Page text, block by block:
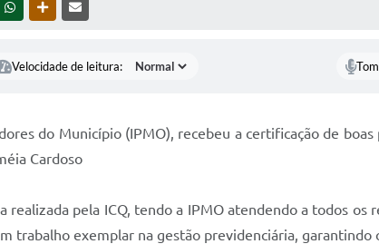
WHATSAPPOUTRAS MÍDIAS
Velocidade de leitura:
do Município (IPMO), recebeu a certificação de
Cardoso
realizada pela ICQ, tendo a IPMO atendendo a todos
trabalho exemplar na gestão previdenciária, garantindo